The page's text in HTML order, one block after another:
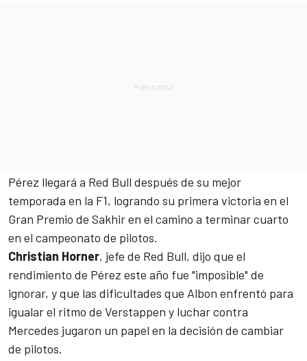
Pérez llegará a Red Bull después de su mejor
temporada en la F1, logrando su primera victoria en el
Gran Premio de Sakhir en el camino a terminar cuarto
en el campeonato de pilotos.
Christian Horner, jefe de Red Bull, dijo que el
rendimiento de Pérez este año fue "imposible" de
ignorar, y que las dificultades que Albon enfrentó para
igualar el ritmo de Verstappen y luchar contra
Mercedes jugaron un papel en la decisión de cambiar
de pilotos.